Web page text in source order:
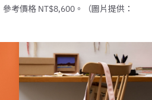
考價格 NT$8,600。（圖片提供：